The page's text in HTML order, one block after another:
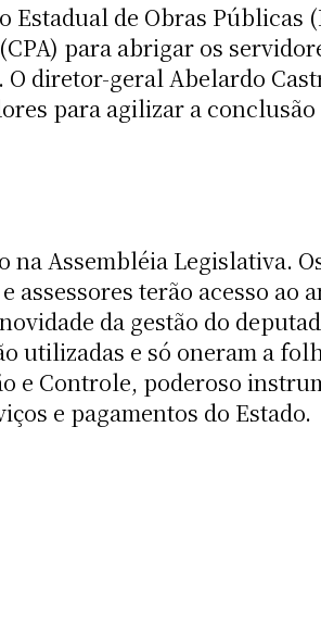
Estadual de Obras
para abrigar os
diretor-geral Abelardo
para agilizar a
na Assembléia Legislativa.
assessores terão acesso
da gestão do
utilizadas e só oneram a
e Controle, poderoso
e pagamentos do Estado.